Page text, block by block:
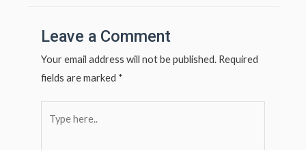
p
p
Leave a Comment
Your email address will not be published. Required
fields are marked *